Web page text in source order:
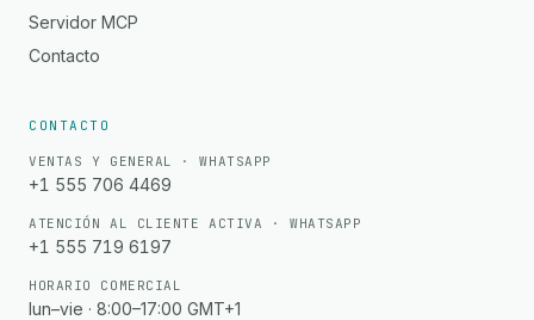
Servidor MCP
Contacto
CONTACTO
VENTAS Y GENERAL · WHATSAPP
+1 555 706 4469
ATENCIÓN AL CLIENTE ACTIVA · WHATSAPP
+1 555 719 6197
HORARIO COMERCIAL
lun–vie · 8:00–17:00 GMT+1